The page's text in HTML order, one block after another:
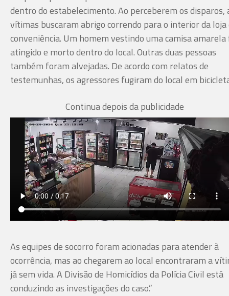
dentro do estabelecimento. Ao perceberem os disparos,
vítimas buscaram abrigo correndo para o interior da loja
conveniência. Um homem vestindo uma camisa
atingido e morto dentro do local. Outras duas pessoas
também foram alvejadas. De acordo com relatos de
testemunhas, os agressores fugiram do local em
Continua depois da publicidade
As equipes de socorro foram acionadas para atender à
ocorrência, mas ao chegarem ao local encontraram a
já sem vida. A Divisão de Homicídios da Polícia Civil está
conduzindo as investigações do caso.”